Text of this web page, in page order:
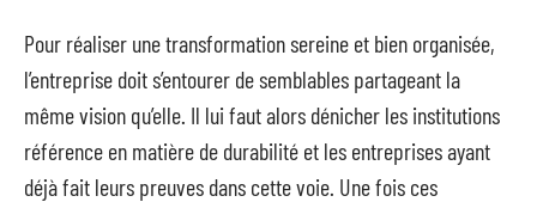
Pour réaliser une transformation sereine et bien organisée,
l’entreprise doit s’entourer de semblables partageant la
même vision qu’elle. Il lui faut alors dénicher les institutions
référence en matière de durabilité et les entreprises ayant
déjà fait leurs preuves dans cette voie. Une fois ces